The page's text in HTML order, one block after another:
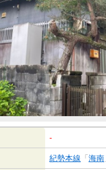
-
紀勢本線 「 海南